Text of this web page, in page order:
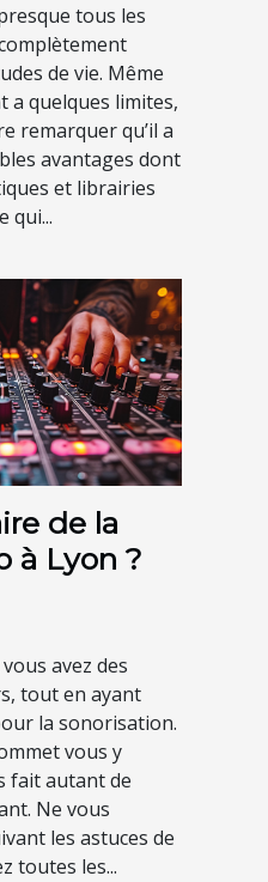
tous les
de vie. Même
a quelques limites,
remarquer qu’il a
avantages dont
et librairies
qui...
de la
à Lyon ?
avez des
tout en ayant
la sonorisation.
vous y
fait autant de
Ne vous
les astuces de
toutes les...